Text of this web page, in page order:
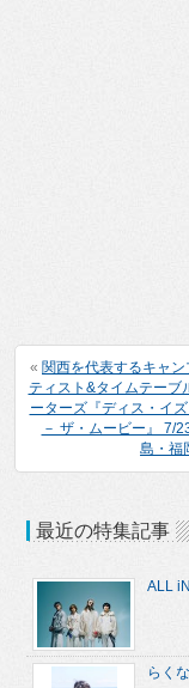
« 関西を代表するキャ
ティスト&タイムテーブ
ーターズ『ディス・イ
－ ザ・ムービー』 7/
島・福
最近の特集記事
ALL
らく